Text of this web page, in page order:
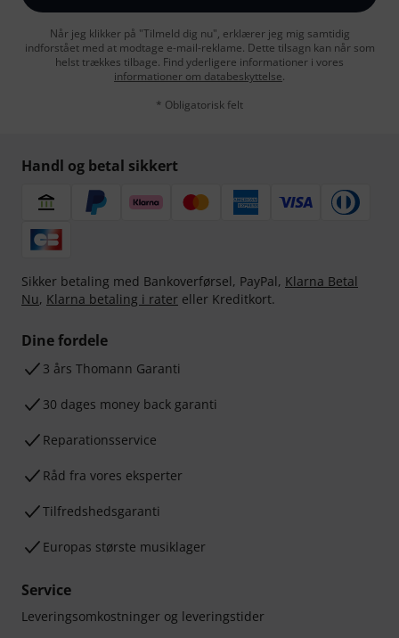
Når jeg klikker på "Tilmeld dig nu", erklærer jeg mig samtidig
indforstået med at modtage e-mail-reklame. Dette tilsagn kan når som
helst trækkes tilbage. Find yderligere informationer i vores
informationer om databeskyttelse.
* Obligatorisk felt
Handl og betal sikkert
Sikker betaling med Bankoverførsel, PayPal, Klarna Betal
Nu, Klarna betaling i rater eller Kreditkort.
Dine fordele
3 års Thomann Garanti
30 dages money back garanti
Reparationsservice
Råd fra vores eksperter
Tilfredshedsgaranti
Europas største musiklager
Service
Leveringsomkostninger og leveringstider